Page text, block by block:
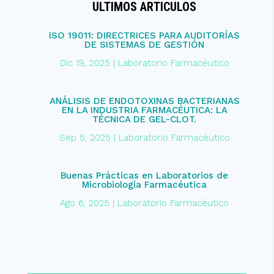
ULTIMOS ARTICULOS
ISO 19011: DIRECTRICES PARA AUDITORÍAS
DE SISTEMAS DE GESTIÓN
Dic 19, 2025 | Laboratorio Farmacéutico
ANÁLISIS DE ENDOTOXINAS BACTERIANAS
EN LA INDUSTRIA FARMACÉUTICA: LA
TÉCNICA DE GEL-CLOT.
Sep 5, 2025 | Laboratorio Farmacéutico
Buenas Prácticas en Laboratorios de
Microbiología Farmacéutica
Ago 6, 2025 | Laboratorio Farmacéutico